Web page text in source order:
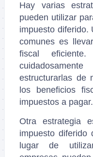
Hay varias
pueden utilizar
impuesto diferido.
comunes es
fiscal
estructurarlas de
los beneficios
impuestos a pagar.
Otra estrategia
impuesto diferido
lugar de